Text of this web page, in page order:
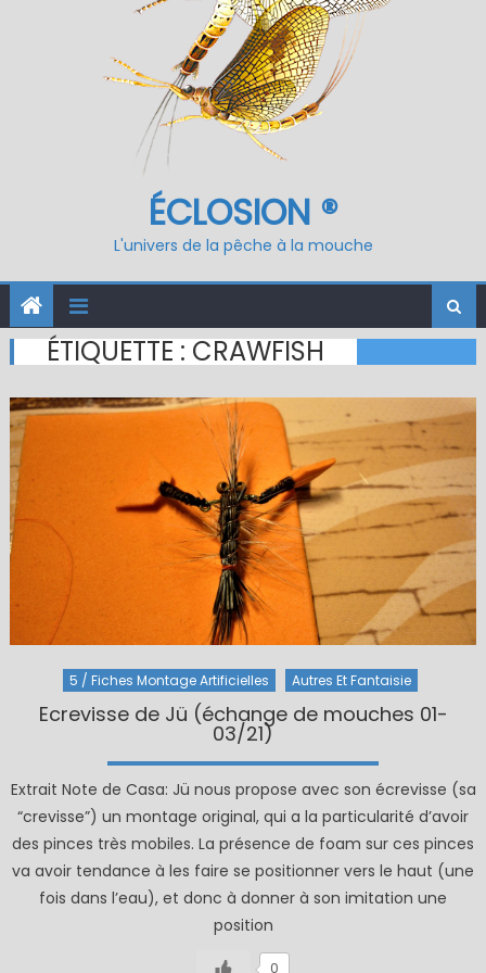
ÉCLOSION ®
L'univers de la pêche à la mouche
ÉTIQUETTE : CRAWFISH
5 / Fiches Montage Artificielles Autres Et Fantaisie
Ecrevisse de Jü (échange de mouches 01-
03/21)
Extrait Note de Casa: Jü nous propose avec son écrevisse (sa
“crevisse”) un montage original, qui a la particularité d’avoir
des pinces très mobiles. La présence de foam sur ces pinces
va avoir tendance à les faire se positionner vers le haut (une
fois dans l’eau), et donc à donner à son imitation une
position
0